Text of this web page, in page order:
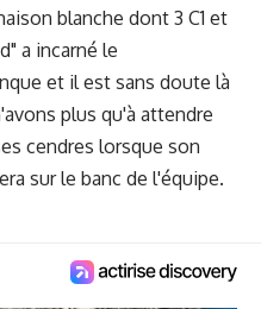
blanche dont 3 C1 et
a incarné le
et il est sans doute là
plus qu'à attendre
cendres lorsque son
sur le banc de l'équipe.